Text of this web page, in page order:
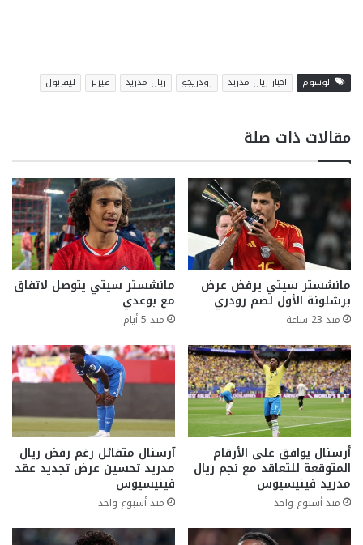
الوسوم اخبار ريال مدريد رودريجو ريال مدريد فيرتز ليفربول
مقالات ذات صلة
مانشستر سيتي يرفض عرض
برشلونة الأول لضم رودري
منذ 23 ساعة
مانشستر سيتي يتوصل لاتفاق
مع بوعدي
منذ 5 أيام
أرسنال يوافق على الأرقام
المتوقعة للتعاقد مع نجم ريال
مدريد فينيسيوس
منذ أسبوع واحد
آرسنال متفائل رغم رفض ريال
مدريد تحسين عرض تجديد عقد
فينيسيوس
منذ أسبوع واحد